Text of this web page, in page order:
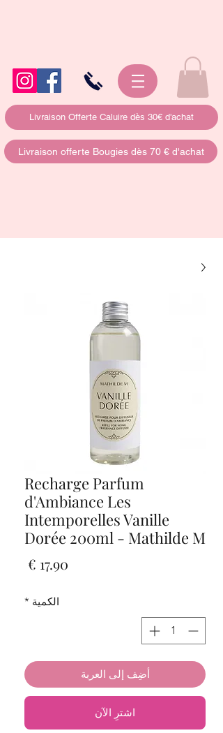
Livraison Offerte Caluire dès 30€ d'achat
Livraison offerte Bougies dès 70 € d'achat
Recharge Parfum
d'Ambiance Les
Intemporelles Vanille
Dorée 200ml - Mathilde M
الكمية *
أضِف إلى العربة
اشترِ الآن